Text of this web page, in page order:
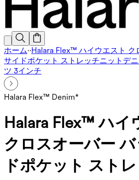
ホーム··Halara Flex™ ハイウエスト ク
サイドポケット ストレッチニットデ
ツ 3インチ
Halara Flex™ Denim*
Halara Flex™ ハイ
クロスオーバー
ドポケット スト